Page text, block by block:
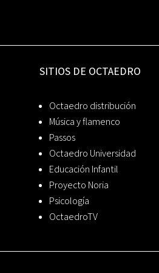
SITIOS DE OCTAEDRO
Octaedro distribución
Música y flamenco
Passos
Octaedro Universidad
Educación Infantil
Proyecto Noria
Psicología
OctaedroTV